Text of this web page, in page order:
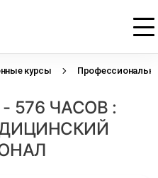
курсы
576 ЧАСОВ :
наши специалисты
с Вами
наши специалисты
с Вами
14 ЗЕТ
наши специалисты
Вас